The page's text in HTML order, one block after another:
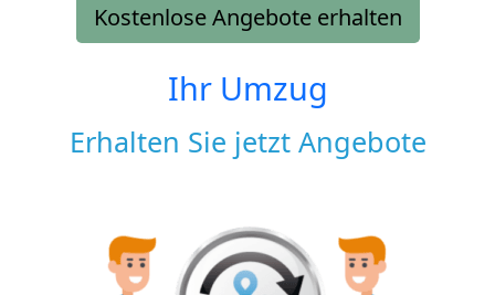
Kostenlose Angebote erhalten
Ihr Umzug
Erhalten Sie jetzt Angebote